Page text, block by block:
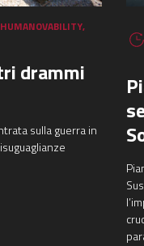
HUMANOVABILITY,
drammi
sulla guerra in